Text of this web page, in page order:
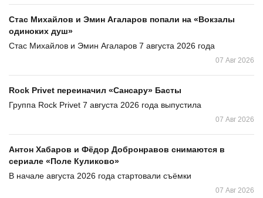
Стас Михайлов и Эмин Агаларов попали на «Вокзалы
одиноких душ»
Стас Михайлов и Эмин Агаларов 7 августа 2026 года
07 Авг 2026
Rock Privet переиначил «Сансару» Басты
Группа Rock Privet 7 августа 2026 года выпустила
07 Авг 2026
Антон Хабаров и Фёдор Добронравов снимаются в
сериале «Поле Куликово»
В начале августа 2026 года стартовали съёмки
07 Авг 2026